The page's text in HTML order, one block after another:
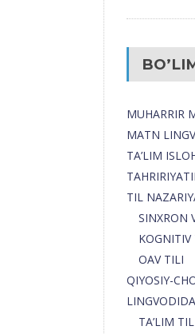
MUHARRIR
MATN
TA’LIM
TIL
SINXRON
OAV TILI
QIYOSIY-
TA’LIM